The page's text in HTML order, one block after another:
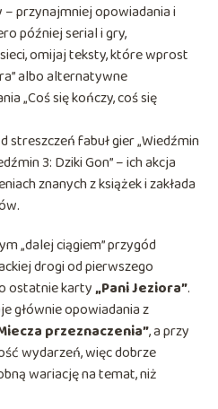
przynajmniej opowiadania i
później serial i gry,
omijaj teksty, które wprost
albo alternatywne
„Coś się kończy, coś się
streszczeń fabuł gier „Wiedźmin
3: Dziki Gon” – ich akcja
znanych z książek i zakłada
„dalej ciągiem” przygód
drogi od pierwszego
ostatnie karty„Pani Jeziora”.
głównie opowiadania z
przeznaczenia”, a przy
wydarzeń, więc dobrze
wariację na temat, niż